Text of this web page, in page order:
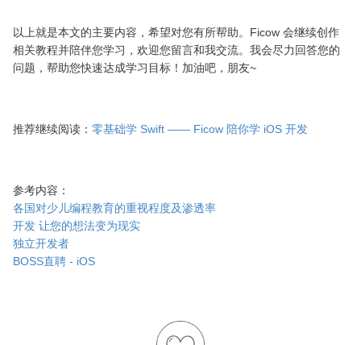
以上就是本文的主要内容，希望对您有所帮助。Ficow 会继续创作
相关教程并陪伴您学习，欢迎您留言和我交流。我会尽力回答您的
问题，帮助您快速达成学习目标！加油吧，朋友~
推荐继续阅读： 零基础学 Swift —— Ficow 陪你学 iOS 开发
参考内容：
各国对少儿编程教育的重视程度及渗透率
开发 让您的想法变为现实
独立开发者
BOSS直聘 - iOS